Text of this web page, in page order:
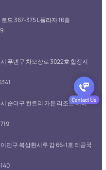
드 367-375 L플라자 16층
푸톈구 차오샹로 3022호 합정지
순더구 컨트리 가든 리조트 내에
뎬구 북삼환시루 갑 66-1호 리공국